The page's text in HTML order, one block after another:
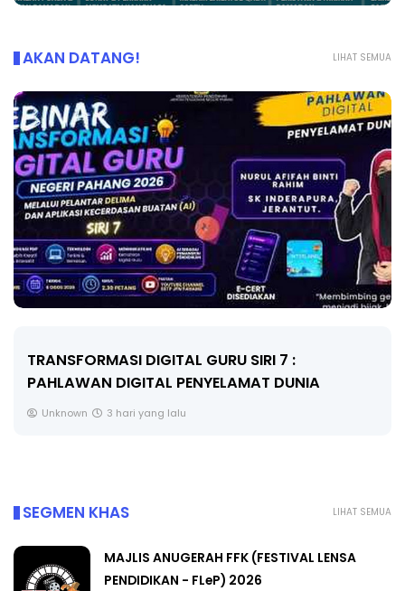
LIHAT SEMUA
AKAN DATANG!
MAJLIS ANUGERAH FFK (FESTIVAL LENSA
PENDIDIKAN - FLeP) 2026
Unknown 4 hari yang lalu
LIHAT SEMUA
SEGMEN KHAS
MAJLIS ANUGERAH FFK (FESTIVAL LENSA
PENDIDIKAN - FLeP) 2026